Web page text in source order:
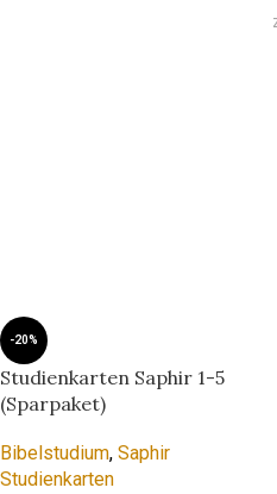
-20%
Studienkarten Saphir 1-5
(Sparpaket)
Bibelstudium, Saphir
Studienkarten